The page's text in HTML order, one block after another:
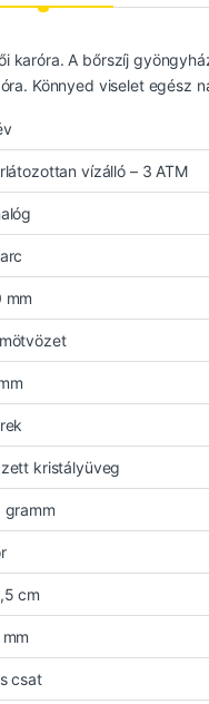
karóra. A bőrszíj
Könnyed viselet egész
vízálló – 3 ATM
mm
kristályüveg
gramm
cm
mm
csat